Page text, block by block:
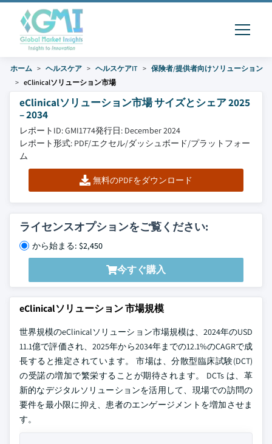
ホーム ヘルスケア ヘルスケアIT
保険者/提供者向けソリューション
eClinicalソリューション市場
eClinicalソリューション市場 サイズとシェア 2025
– 2034
レポートID: GMI1774発行日: December 2024
レポート形式: PDF/エクセル/ダッシュボード/プラットフォー
ム
無料のPDFをダウンロード
ライセンスオプションをご覧ください:
から始まる: $2,450
今すぐ購入
eClinicalソリューション 市場規模
世界規模のeClinicalソリューション市場規模は、2024年のUSD
11.1億で評価され、2025年から2034年までの12.1%のCAGRで成
長すると推定されています。 市場は、分散型臨床試験(DCT)
の受諾の増加で繁栄することが期待されます。 DCTs は、革
新的なデジタルソリューションを活用して、現場での訪問の
要件を最小限に抑え、患者のエンゲージメントを増加させま
す。